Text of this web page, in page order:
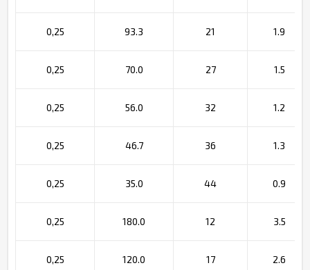
0,25 93.3 21 1.9
0,25 70.0 27 1.5
0,25 56.0 32 1.2
0,25 46.7 36 1.3
0,25 35.0 44 0.9
0,25 180.0 12 3.5
0,25 120.0 17 2.6